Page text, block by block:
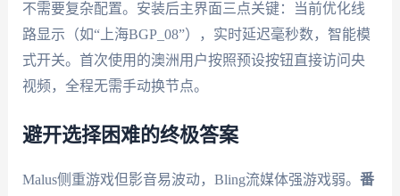
不需要复杂配置。安装后主界面三点关键：当前优化线
路显示（如“上海BGP_08”），实时延迟毫秒数，智能模
式开关。首次使用的澳洲用户按照预设按钮直接访问央
视频，全程无需手动换节点。
避开选择困难的终极答案
Malus侧重游戏但影音易波动，Bling流媒体强游戏弱。 番